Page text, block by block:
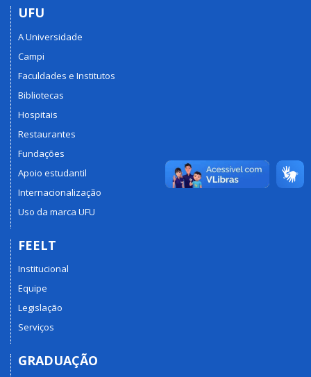
UFU
A Universidade
Campi
Faculdades e Institutos
Bibliotecas
Hospitais
Restaurantes
Fundações
Apoio estudantil
Internacionalização
Uso da marca UFU
FEELT
Institucional
Equipe
Legislação
Serviços
GRADUAÇÃO